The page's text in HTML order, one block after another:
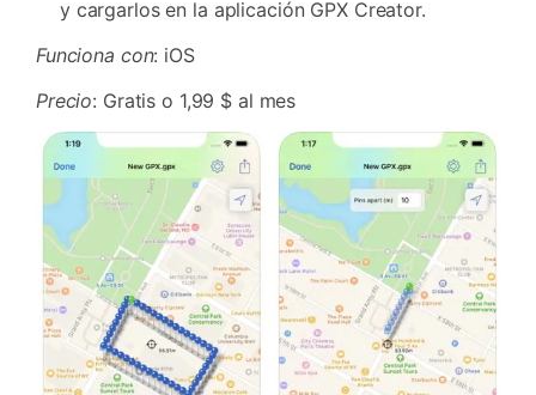
y cargarlos en la aplicación GPX Creator.
Funciona con: iOS
Precio: Gratis o 1,99 $ al mes
Controla tu teléfono con Dr.Fone
+50M usuarios y +17 años de confianza
Desbloquea, repara y protege tu teléfono